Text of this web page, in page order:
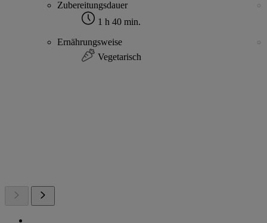
Zubereitungsdauer
1 h 40 min.
Ernährungsweise
Vegetarisch